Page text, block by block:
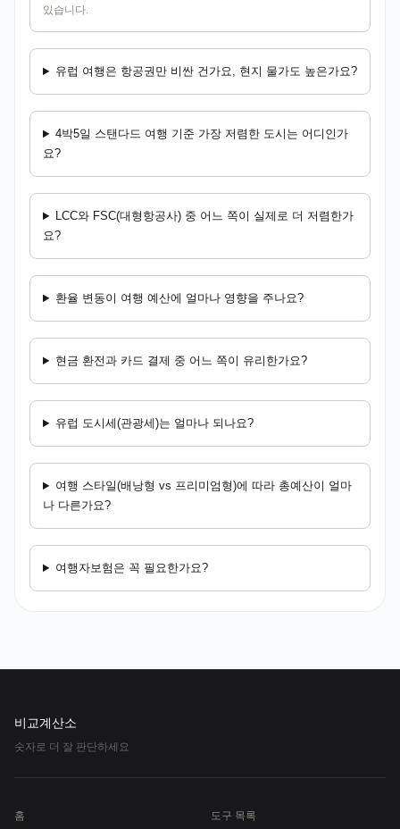
있습니다.
유럽 여행은 항공권만 비싼 건가요, 현지 물가도 높은가요?
4박5일 스탠다드 여행 기준 가장 저렴한 도시는 어디인가
요?
LCC와 FSC(대형항공사) 중 어느 쪽이 실제로 더 저렴한가
요?
환율 변동이 여행 예산에 얼마나 영향을 주나요?
현금 환전과 카드 결제 중 어느 쪽이 유리한가요?
유럽 도시세(관광세)는 얼마나 되나요?
여행 스타일(배낭형 vs 프리미엄형)에 따라 총예산이 얼마
나 다른가요?
여행자보험은 꼭 필요한가요?
비교계산소
숫자로 더 잘 판단하세요
홈 도구 목록